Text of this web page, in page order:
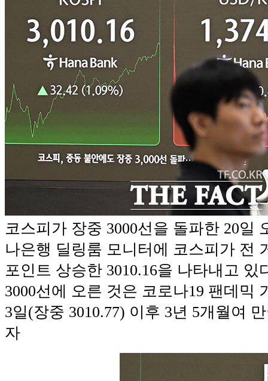
코스피가 장중 3000선을 돌파한 20일
나은행 딜링룸 모니터에 코스피가 전
포인트 상승한 3010.16을 나타내고 있
3000선에 오른 것은 코로나19 팬데믹
3일(장중 3010.77) 이후 3년 5개월여
자